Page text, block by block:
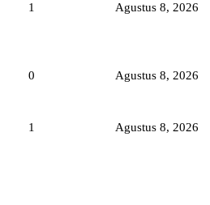
1 Agustus 8, 2026
0 Agustus 8, 2026
1 Agustus 8, 2026